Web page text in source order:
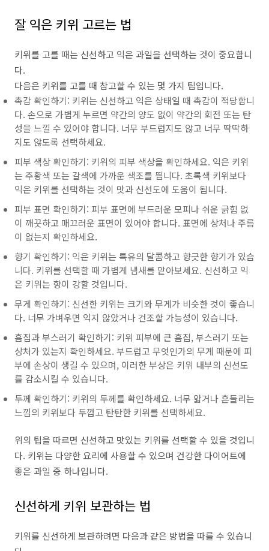
잘 익은 키위 고르는 법
키위를 고를 때는 신선하고 익은 과일을 선택하는 것이 중요합니
다.
다음은 키위를 고를 때 참고할 수 있는 몇 가지 팁입니다.
촉감 확인하기: 키위는 신선하고 익은 상태일 때 촉감이 적당합니
다. 손으로 가볍게 누르면 약간의 양도 없이 약간의 회전 또는 탄
성을 느낄 수 있어야 합니다. 너무 부드럽지도 않고 너무 딱딱하
지도 않도록 선택하세요.
피부 색상 확인하기: 키위의 피부 색상을 확인하세요. 익은 키위
는 주황색 또는 갈색에 가까운 색조를 띕니다. 초록색 키위보다
익은 키위를 선택하는 것이 맛과 신선도에 도움이 됩니다.
피부 표면 확인하기: 피부 표면에 부드러운 모피나 쉬운 긁힘 없
이 깨끗하고 매끄러운 표면이 있어야 합니다. 표면에 상처나 주름
이 없는지 확인하세요.
향기 확인하기: 익은 키위는 특유의 달콤하고 향긋한 향기가 있습
니다. 키위를 선택할 때 가볍게 냄새를 맡아보세요. 신선하고 익
은 키위는 향이 강할 것입니다.
무게 확인하기: 신선한 키위는 크기와 무게가 비슷한 것이 좋습니
다. 너무 가벼우면 익지 않았거나 건조할 가능성이 있습니다.
흠집과 부스러기 확인하기: 키위 피부에 큰 흠집, 부스러기 또는
상처가 있는지 확인하세요. 부드럽고 무엇인가의 무게 때문에 피
부에 손상이 생길 수 있으며, 이러한 부상은 키위 내부의 신선도
를 감소시킬 수 있습니다.
두께 확인하기: 키위의 두께를 확인하세요. 너무 얇거나 흔들리는
느낌의 키위보다 두껍고 탄탄한 키위를 선택하세요.
위의 팁을 따르면 신선하고 맛있는 키위를 선택할 수 있을 것입니
다. 키위는 다양한 요리에 사용할 수 있으며 건강한 다이어트에
좋은 과일 중 하나입니다.
신선하게 키위 보관하는 법
키위를 신선하게 보관하려면 다음과 같은 방법을 따를 수 있습니